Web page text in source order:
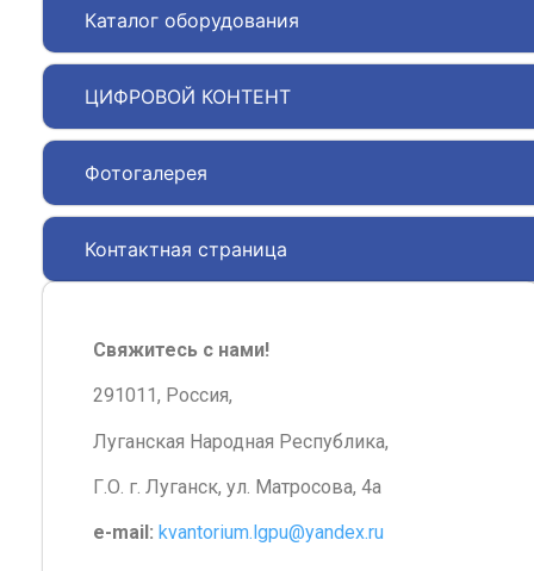
Каталог оборудования
ЦИФРОВОЙ КОНТЕНТ
Фотогалерея
Контактная страница
Свяжитесь с нами!
291011, Россия,
Луганская Народная Республика,
Г.О. г. Луганск, ул. Матросова, 4а
e-mail: kvantorium.lgpu@yandex.ru